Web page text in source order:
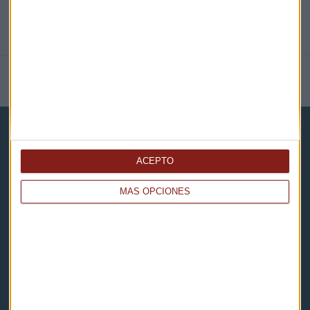
MÁS OPCIONES
ACEPTO
Capital Radio